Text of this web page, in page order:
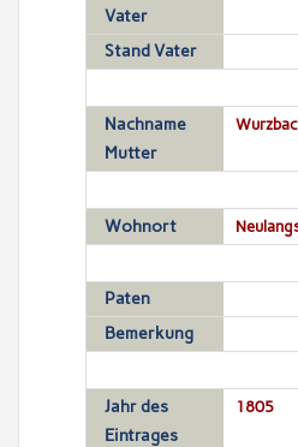
Vater
Stand Vater
Nachname
Mutter
Wohnort
Paten
Bemerkung
Jahr des
Eintrages
1805